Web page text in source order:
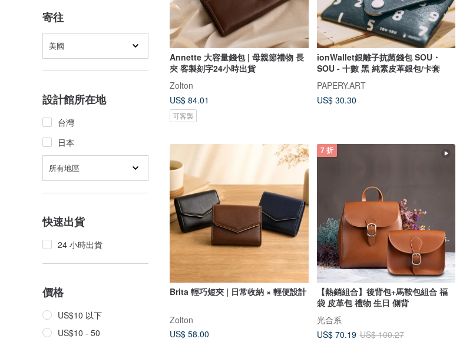
寄往
美國
設計館所在地
台灣
日本
所有地區
快速出貨
24 小時出貨
價格
US$10 以下
US$10 - 50
Annette 大容量錢包 | 母親節禮物 長
夾 客製刻字24小時出貨
Zolton
US$ 84.01
可客製
ionWallet銀離子抗菌錢包 SOU・
SOU - 十數 黑 純素皮革銀包/卡套
PAPERY.ART
US$ 30.30
Brita 輕巧短夾 | 日常收納 × 輕便設計
Zolton
US$ 58.00
7 折
【熱銷組合】後背包+馬鞍包組合 福
袋 皮革包 禮物 生日 側背
光合系
US$ 70.19 US$ 100.27